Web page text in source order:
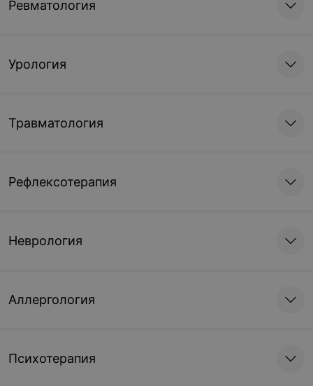
Ревматология
Урология
Травматология
Рефлексотерапия
Неврология
Аллергология
Психотерапия